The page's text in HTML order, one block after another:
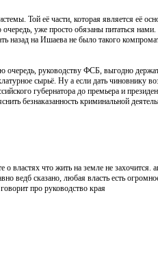
Той её части, которая является её
уже просто обязаны питаться
назад на Ишаева не было такого
руководству ФСБ, выгодно
сырьё. Ну а если дать чиновнику
губернатора до премьера и
безнаказанность криминальной
властях что жить на земле не
ведб сказано, любая власть есть
про руководство края